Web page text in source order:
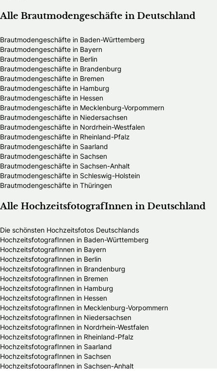
Alle Brautmodengeschäfte in Deutschland
Brautmodengeschäfte in Baden-Württemberg
Brautmodengeschäfte in Bayern
Brautmodengeschäfte in Berlin
Brautmodengeschäfte in Brandenburg
Brautmodengeschäfte in Bremen
Brautmodengeschäfte in Hamburg
Brautmodengeschäfte in Hessen
Brautmodengeschäfte in Mecklenburg-Vorpommern
Brautmodengeschäfte in Niedersachsen
Brautmodengeschäfte in Nordrhein-Westfalen
Brautmodengeschäfte in Rheinland-Pfalz
Brautmodengeschäfte in Saarland
Brautmodengeschäfte in Sachsen
Brautmodengeschäfte in Sachsen-Anhalt
Brautmodengeschäfte in Schleswig-Holstein
Brautmodengeschäfte in Thüringen
Alle HochzeitsfotografInnen in Deutschland
Die schönsten Hochzeitsfotos Deutschlands
HochzeitsfotografInnen in Baden-Württemberg
HochzeitsfotografInnen in Bayern
HochzeitsfotografInnen in Berlin
HochzeitsfotografInnen in Brandenburg
HochzeitsfotografInnen in Bremen
HochzeitsfotografInnen in Hamburg
HochzeitsfotografInnen in Hessen
HochzeitsfotografInnen in Mecklenburg-Vorpommern
HochzeitsfotografInnen in Niedersachsen
HochzeitsfotografInnen in Nordrhein-Westfalen
HochzeitsfotografInnen in Rheinland-Pfalz
HochzeitsfotografInnen in Saarland
HochzeitsfotografInnen in Sachsen
HochzeitsfotografInnen in Sachsen-Anhalt